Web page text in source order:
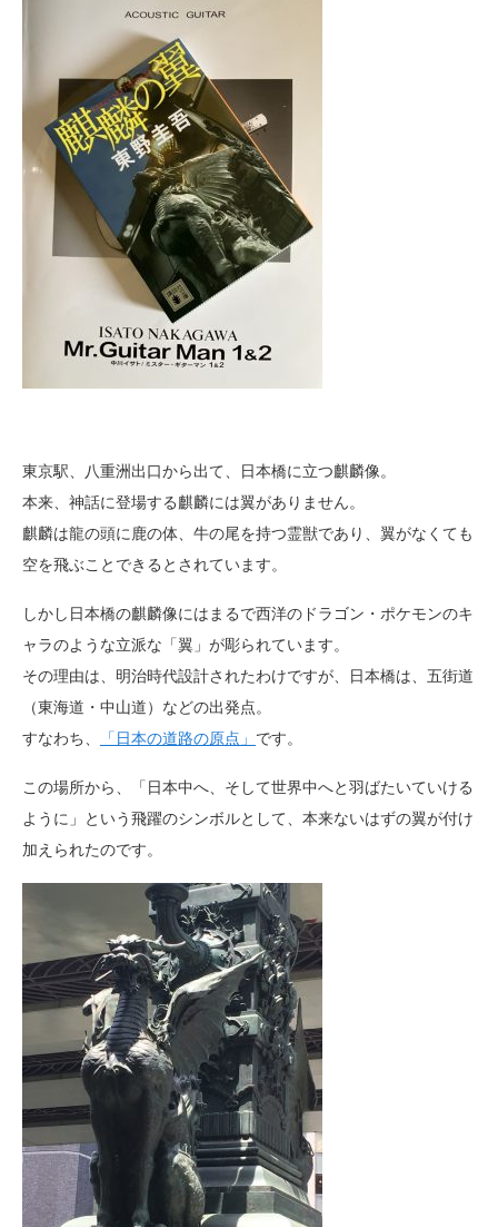
東京駅、八重洲出口から出て、日本橋に立つ麒麟像。
本来、神話に登場する麒麟には翼がありません。
麒麟は龍の頭に鹿の体、牛の尾を持つ霊獣であり、翼がなくても
空を飛ぶことできるとされています。
しかし日本橋の麒麟像にはまるで西洋のドラゴン・ポケモンのキ
ャラのような立派な「翼」が彫られています。
その理由は、明治時代設計されたわけですが、日本橋は、五街道
（東海道・中山道）などの出発点。
すなわち、
「日本の道路の原点」 です。
この場所から、「日本中へ、そして世界中へと羽ばたいていける
ように」という飛躍のシンボルとして、本来ないはずの翼が付け
加えられたのです。